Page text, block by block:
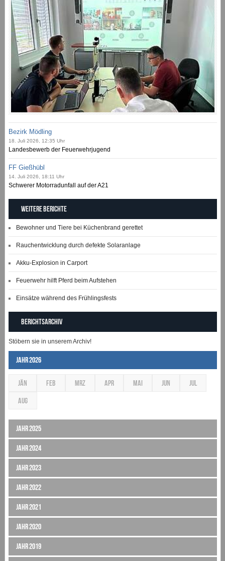
Bezirk Mödling
18. Juli 2026, 12:35 Uhr
Landesbewerb der Feuerwehrjugend
FF Gießhübl
14. Juli 2026, 18:11 Uhr
Schwerer Motorradunfall auf der A21
Weitere Berichte
Bewohner und Tiere bei Küchenbrand gerettet
Rauchentwicklung durch defekte Solaranlage
Akku-Explosion in Carport
Feuerwehr hilft Pferd beim Aufstehen
Einsätze während des Frühlingsfests
Berichtsarchiv
Stöbern sie in unserem Archiv!
Jahr 2026
JÄN FEB MRZ APR MAI JUN JUL
AUG
Jahr 2025
Jahr 2024
Jahr 2023
Jahr 2022
Jahr 2021
Jahr 2020
Jahr 2019